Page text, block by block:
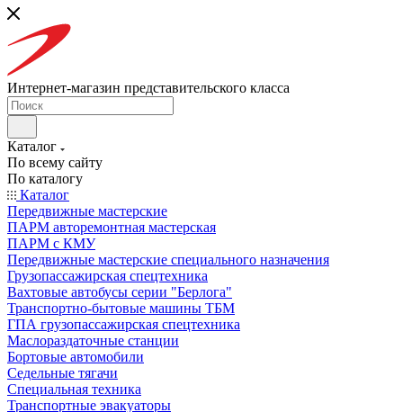
Интернет-магазин представительского класса
Каталог
По всему сайту
По каталогу
Каталог
Передвижные мастерские
ПАРМ авторемонтная мастерская
ПАРМ с КМУ
Передвижные мастерские специального назначения
Грузопассажирская спецтехника
Вахтовые автобусы серии "Берлога"
Транспортно-бытовые машины ТБМ
ГПА грузопассажирская спецтехника
Маслораздаточные станции
Бортовые автомобили
Седельные тягачи
Специальная техника
Транспортные эвакуаторы